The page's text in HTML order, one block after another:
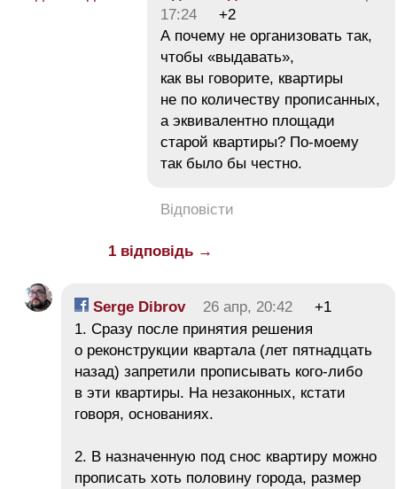
17:24
+2
А почему не организовать так,
чтобы «выдавать»,
как вы говорите, квартиры
не по количеству прописанных,
а эквивалентно площади
старой квартиры? По-моему
так было бы честно.
Відповісти
1 відповідь →
Serge Dibrov 26 апр, 20:42
+1
1. Сразу после принятия решения
о реконструкции квартала (лет пятнадцать
назад) запретили прописывать кого-либо
в эти квартиры. На незаконных, кстати
говоря, основаниях.
2. В назначенную под снос квартиру можно
прописать хоть половину города, размер